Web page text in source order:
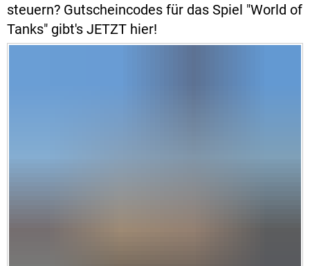
steuern? Gutscheincodes für das Spiel "World of
Tanks" gibt's JETZT hier!